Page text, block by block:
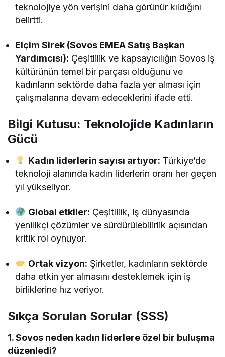
teknolojiye yön verişini daha görünür kıldığını
belirtti.
Elçim Sirek (Sovos EMEA Satış Başkan
Yardımcısı): Çeşitlilik ve kapsayıcılığın Sovos iş
kültürünün temel bir parçası olduğunu ve
kadınların sektörde daha fazla yer alması için
çalışmalarına devam edeceklerini ifade etti.
Bilgi Kutusu: Teknolojide Kadınların
Gücü
Kadın liderlerin sayısı artıyor: Türkiye’de
teknoloji alanında kadın liderlerin oranı her geçen
yıl yükseliyor.
Global etkiler: Çeşitlilik, iş dünyasında
yenilikçi çözümler ve sürdürülebilirlik açısından
kritik rol oynuyor.
Ortak vizyon: Şirketler, kadınların sektörde
daha etkin yer almasını desteklemek için iş
birliklerine hız veriyor.
Sıkça Sorulan Sorular (SSS)
1. Sovos neden kadın liderlere özel bir buluşma
düzenledi?